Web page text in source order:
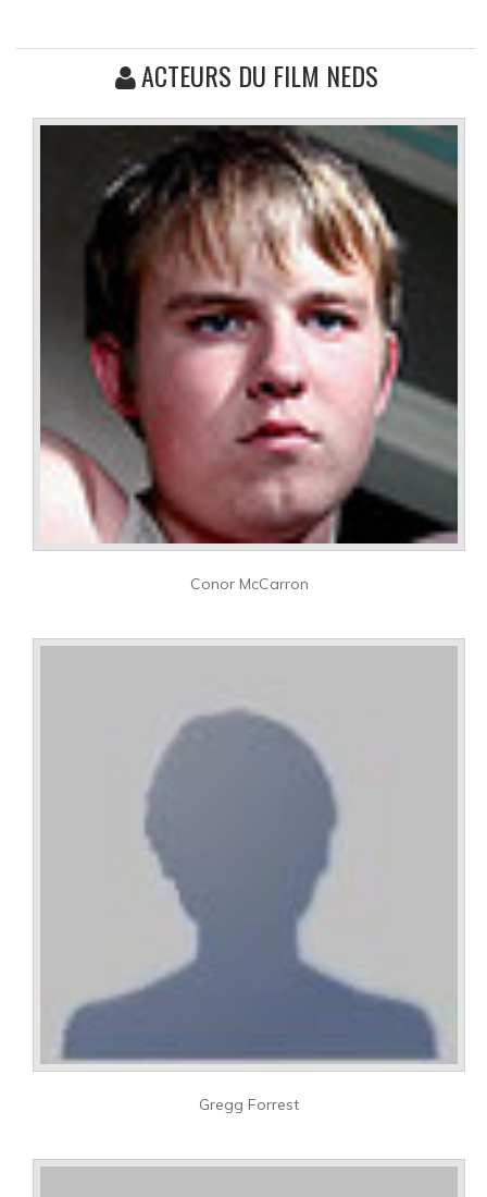
ACTEURS DU FILM NEDS
Conor McCarron
Gregg Forrest